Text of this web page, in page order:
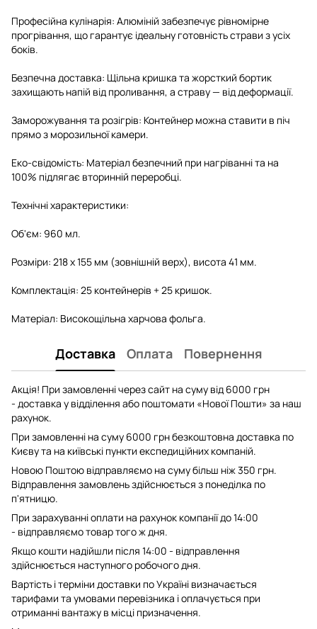
Професійна кулінарія: Алюміній забезпечує рівномірне
прогрівання, що гарантує ідеальну готовність страви з усіх
боків.
Безпечна доставка: Щільна кришка та жорсткий бортик
захищають напій від проливання, а страву — від деформації.
Заморожування та розігрів: Контейнер можна ставити в піч
прямо з морозильної камери.
Еко-свідомість: Матеріал безпечний при нагріванні та на
100% підлягає вторинній переробці.
Технічні характеристики:
Об'єм: 960 мл.
Розміри: 218 х 155 мм (зовнішній верх), висота 41 мм.
Комплектація: 25 контейнерів + 25 кришок.
Матеріал: Високощільна харчова фольга.
Доставка Оплата Повернення
Акція! При замовленні через сайт на суму від 6000 грн
- доставка у відділення або поштомати «Нової Пошти» за наш
рахунок.
При замовленні на суму 6000 грн безкоштовна доставка по
Києву та на київські пункти експедиційних компаній.
Новою Поштою відправляємо на суму більш ніж 350 грн.
Відправлення замовлень здійснюється з понеділка по
п'ятницю.
При зарахуванні оплати на рахунок компанії до 14:00
- відправляємо товар того ж дня.
Якщо кошти надійшли після 14:00 - відправлення
здійснюється наступного робочого дня.
Вартість і терміни доставки по Україні визначається
тарифами та умовами перевізника і оплачується при
отриманні вантажу в місці призначення.